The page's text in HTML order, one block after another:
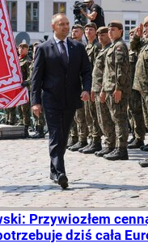
Przywiozłem
dziś cała